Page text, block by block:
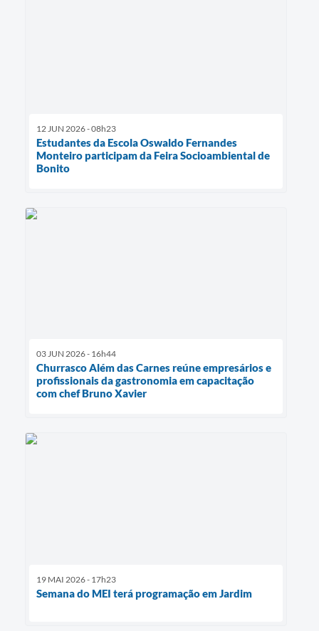
12 JUN 2026 - 08h23
Estudantes da Escola Oswaldo Fernandes
Monteiro participam da Feira Socioambiental de
Bonito
03 JUN 2026 - 16h44
Churrasco Além das Carnes reúne empresários e
profissionais da gastronomia em capacitação
com chef Bruno Xavier
19 MAI 2026 - 17h23
Semana do MEI terá programação em Jardim